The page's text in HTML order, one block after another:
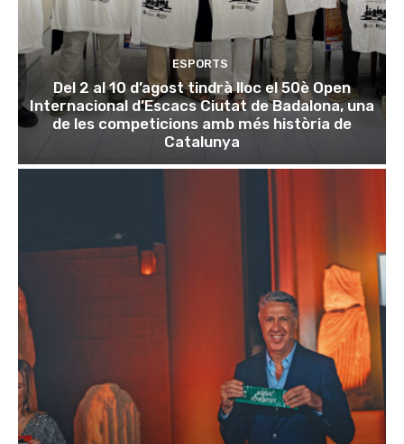
ESPORTS
Del 2 al 10 d’agost tindrà lloc el 50è Open
Internacional d’Escacs Ciutat de Badalona, una
de les competicions amb més història de
Catalunya